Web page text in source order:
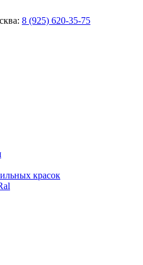
8 (925) 620-35-75
красок